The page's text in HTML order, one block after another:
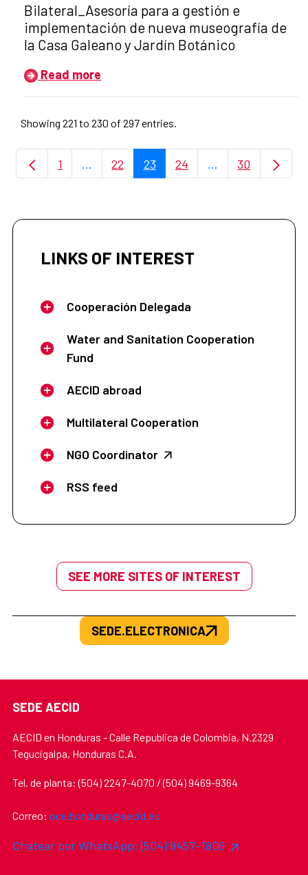
Title of the announcement:
Bilateral_Asesoría para a gestión e
implementación de nueva museografía de
la Casa Galeano y Jardín Botánico
Read more
Showing 221 to 230 of 297 entries.
Page
1 ...Intermediate Pages Use TAB to navigate.
Page
22 Page
23 Page
24 ...Intermediate
Page
30
LINKS OF INTEREST
Cooperación Delegada
Water and Sanitation Cooperation
Fund
AECID abroad
Multilateral Cooperation
NGO Coordinator
RSS feed
SEE MORE SITES OF INTEREST
SEDE.ELECTRONICA
SEDE AECID
AECID en Honduras - Calle Republica de Colombia, N.2329
Tegucigalpa, Honduras C.A.
Tel. de planta: (504) 2247-4070 / (504) 9469-9364
Correo: oce.honduras@aecid.es
Chatear por WhatsApp: (504) 9457-1806